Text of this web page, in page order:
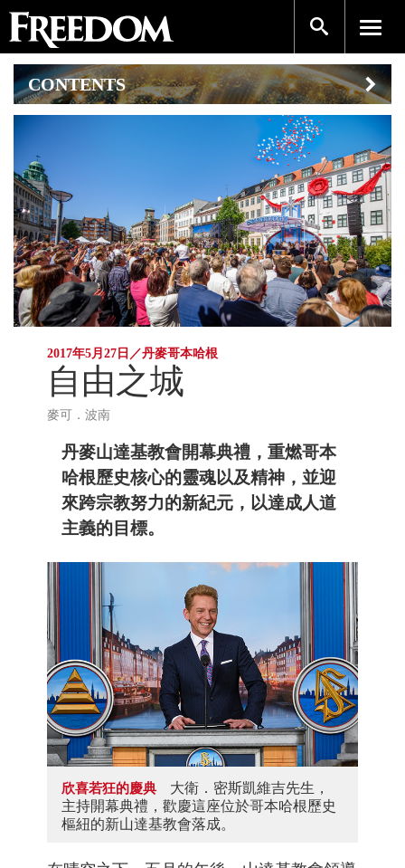
CONTENTS
2017年5月27日／丹麥哥本哈根
自由之城
麥可．波南
丹麥山達基教會開幕典禮，重燃哥本
哈根歷史核心的靈魂以及精神，並迎
來跨宗教努力的新紀元，以達成人道
主義的目標。
欣喜若狂的慶典
大衛．密斯凱維吉先生，
主持開幕典禮，歡慶這座位於哥本哈根歷史
樞紐的新山達基教會落成。